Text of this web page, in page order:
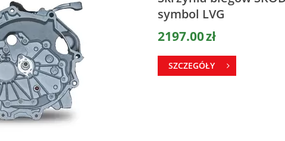
symbol LVG
2197.00zł
SZCZEGÓŁY